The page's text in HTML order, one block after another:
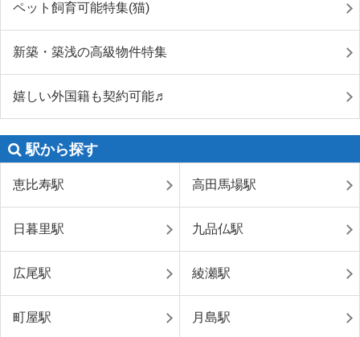
ペット飼育可能特集(猫)
新築・築浅の高級物件特集
嬉しい外国籍も契約可能♬
駅から探す
恵比寿駅 高田馬場駅
日暮里駅 九品仏駅
広尾駅 綾瀬駅
町屋駅 月島駅